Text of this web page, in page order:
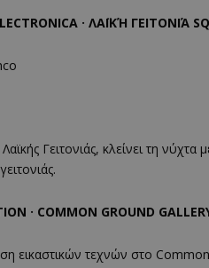
· ΛΑΪΚΉ ΓΕΙΤΟΝΙΆ
Γειτονιάς, κλείνει τη
· COMMON GROUND
εικαστικών τεχνών στο